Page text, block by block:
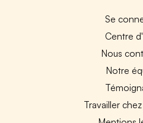
Se
Centre
Nous
Notre
Travailler